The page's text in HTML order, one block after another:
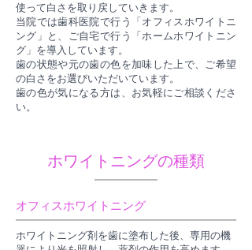
使って白さを取り戻していきます。
当院では歯科医院で行う「オフィスホワイトニ
ング」と、ご自宅で行う「ホームホワイトニン
グ」を導入しています。
歯の状態や元の歯の色を加味した上で、ご希望
の白さをお選びいただいています。
歯の色が気になる方は、お気軽にご相談くださ
い。
ホワイトニングの種類
オフィスホワイトニング
ホワイトニング剤を歯に塗布した後、専用の機